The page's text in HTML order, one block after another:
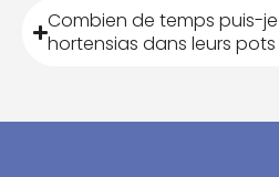
Combien de temps puis-
hortensias dans leurs pots